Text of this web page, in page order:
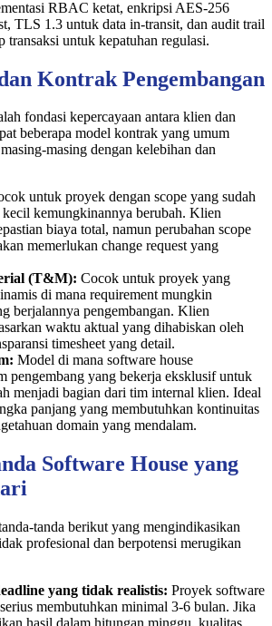
RBAC ketat, enkripsi AES-256
TLS 1.3 untuk data in-transit, dan audit trail
transaksi untuk kepatuhan regulasi.
Kontrak Pengembangan
fondasi kepercayaan antara klien dan
beberapa model kontrak yang umum
masing dengan kelebihan dan
untuk proyek dengan scope yang sudah
kecil kemungkinannya berubah. Klien
biaya total, namun perubahan scope
memerlukan change request yang
(T&M): Cocok untuk proyek yang
di mana requirement mungkin
berjalannya pengembangan. Klien
waktu aktual yang dihabiskan oleh
timesheet yang detail.
Model di mana software house
pengembang yang bekerja eksklusif untuk
menjadi bagian dari tim internal klien. Ideal
panjang yang membutuhkan kontinuitas
domain yang mendalam.
Software House yang
tanda berikut yang mengindikasikan
profesional dan berpotensi merugikan
yang tidak realistis: Proyek software
membutuhkan minimal 3-6 bulan. Jika